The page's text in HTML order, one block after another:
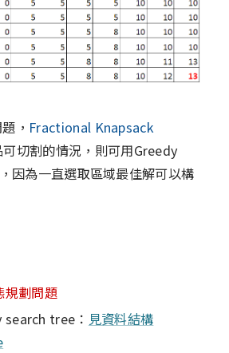
， Fractional Knapsack
可切割的情況，則可用Greedy
因為一直選取區域最佳解可以構
規劃問題
tree： 見資料結構